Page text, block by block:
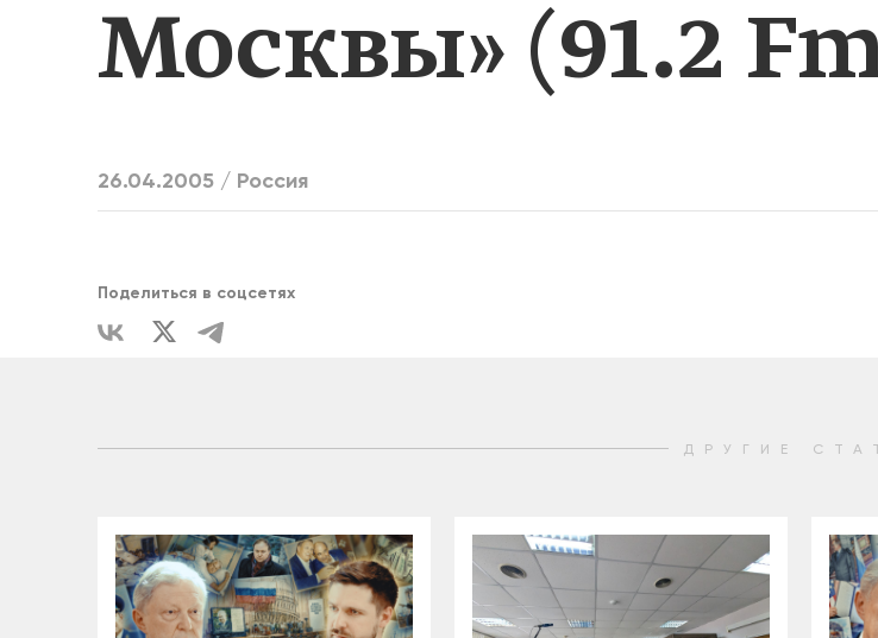
ПОДРОБНЕЕ
2025
ЕДИНСТВЕННЫЙ ВЫХОД
Москвы» (91.2
26.04.2005 / Россия
Поделиться в соцсетях
ДРУГИЕ